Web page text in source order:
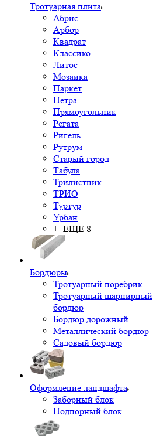
Тротуарная плита
Абрис
Арбор
Квадрат
Классико
Литос
Мозаика
Паркет
Петра
Прямоугольник
Регата
Ригель
Рутрум
Старый город
Табула
Трилистник
ТРИО
Туртур
Урбан
+ ЕЩЕ 8
Бордюры
Тротуарный поребрик
Тротуарный шарнирный
бордюр
Бордюр дорожный
Металлический бордюр
Садовый бордюр
Оформление ландшафта
Заборный блок
Подпорный блок